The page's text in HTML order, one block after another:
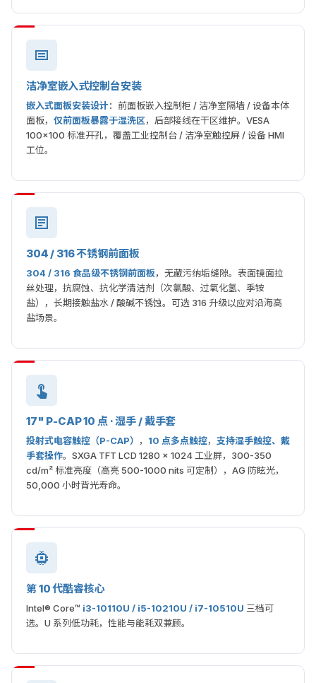
洁净室嵌入式控制台安装
嵌入式面板安装设计：前面板嵌入控制柜 / 洁净室隔墙 / 设备本体
面板， 仅前面板暴露于湿洗区，后部接线在干区维护。VESA
100×100 标准开孔，覆盖工业控制台 / 洁净室触控屏 / 设备 HMI
工位。
304 / 316 不锈钢前面板
304 / 316 食品级不锈钢前面板，无藏污纳垢缝隙。表面镜面拉
丝处理，抗腐蚀、抗化学清洁剂（次氯酸、过氧化氢、季铵
盐），长期接触盐水 / 酸碱不锈蚀。可选 316 升级以应对沿海高
盐场景。
17" P-CAP 10 点 · 湿手 / 戴手套
投射式电容触控（P-CAP） ， 10 点多点触控， 支持湿手触控、戴
手套操作。SXGA TFT LCD 1280 × 1024 工业屏，300-350
cd/m² 标准亮度（高亮 500-1000 nits 可定制），AG 防眩光，
50,000 小时背光寿命。
第 10 代酷睿核心
Intel® Core™ i3-10110U / i5-10210U / i7-10510U 三档可
选。U 系列低功耗，性能与能耗双兼顾。